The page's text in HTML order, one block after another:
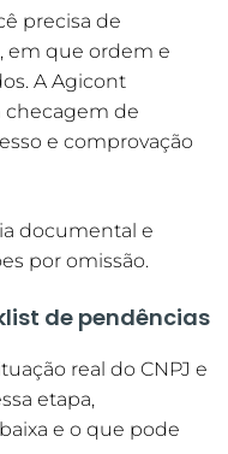
precisa de
em que ordem e
A Agicont
checagem de
e comprovação
documental e
por omissão.
de pendências
real do CNPJ e
etapa,
e o que pode